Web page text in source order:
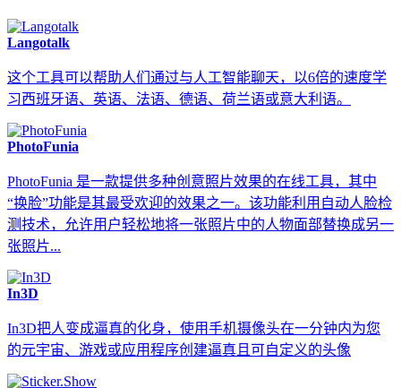
Langotalk
这个工具可以帮助人们通过与人工智能聊天，以6倍的速度学
习西班牙语、英语、法语、德语、荷兰语或意大利语。
PhotoFunia
PhotoFunia 是一款提供多种创意照片效果的在线工具，其中
“换脸”功能是其最受欢迎的效果之一。该功能利用自动人脸检
测技术，允许用户轻松地将一张照片中的人物面部替换成另一
张照片...
In3D
In3D把人变成逼真的化身，使用手机摄像头在一分钟内为您
的元宇宙、游戏或应用程序创建逼真且可自定义的头像